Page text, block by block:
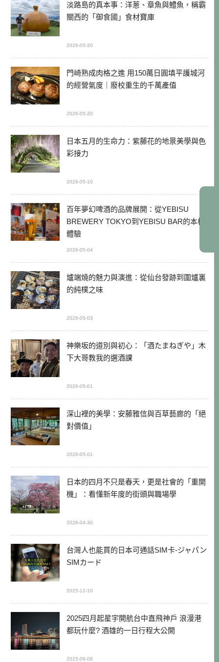
淡路島的真本事：洋蔥、章魚與鱧魚，稱霸
關西的「御食國」食材寶庫
2026-05-20
門崎熟成肉格之進 用150萬日圓填平護城河
的經營氣度｜廢校重生的千萬產值
2026-05-20
日本五月的生命力：紫藤花的地景美學與色
彩接力
2026-05-10
百年夢幻啤酒的品牌展開：從YEBISU
BREWERY TOKYO到YEBISU BAR的本格
體驗
2026-05-04
爐端燒的魅力與演進：從仙台發跡到圍爐裏
的純樸之味
2026-05-03
神樂坂的道別與初心：「酒たまねぎや」木
下大哥教我的選酒課
2026-05-01
深山裡的美學：安藤雅信與百草藝廊的「絕
對價值」
2026-05-01
日本的四月不只是春天，更是社會的「重開
機」：看懂新年度的街頭與職場學
2026-04-30
台灣人也能買的日本可通話SIM卡-ジャパン
SIMカード
2025-12-10
2025四月起星宇開航台中直飛神戶 浪漫港
都玩什麼? 酒雄的一日行程大公開
2025-06-08